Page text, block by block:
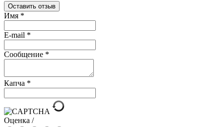
Оставить отзыв
Имя *
E-mail *
Сообщение *
Капча *
Оценка /